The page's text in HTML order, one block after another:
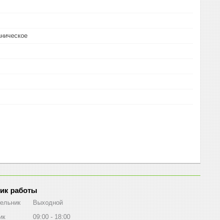
работы
Выходной
09:00 18:00